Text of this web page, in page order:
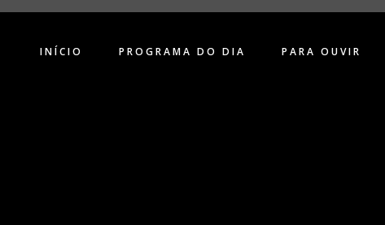
INÍCIO PROGRAMA DO DIA PARA OUVIR